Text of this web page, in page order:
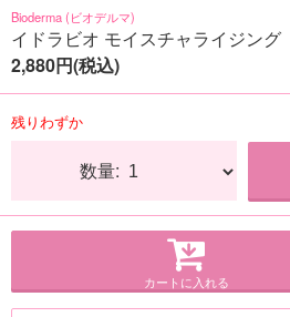
Bioderma (ビオデルマ)
イドラビオ モイスチャライジング
2,880円(税込)
残りわずか
数量:
カートに入れる